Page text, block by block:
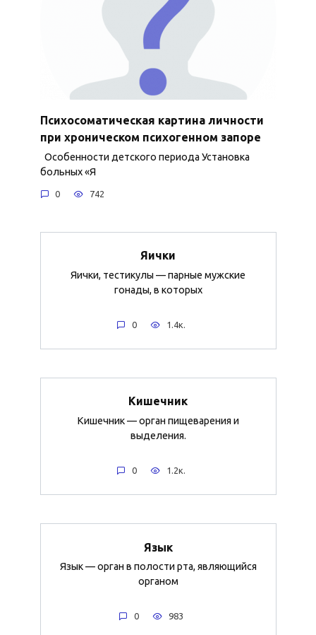
Психосоматическая картина личности
при хроническом психогенном запоре
Особенности детского периода Установка
больных «Я
0 742
Яички
Яички, тестикулы — парные мужские
гонады, в которых
0 1.4к.
Кишечник
Кишечник — орган пищеварения и
выделения.
0 1.2к.
Язык
Язык — орган в полости рта, являющийся
органом
0 983